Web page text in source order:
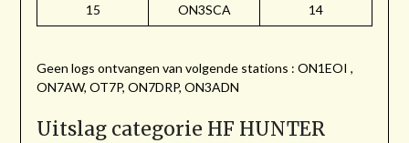
15 ON3SCA 14
Geen logs ontvangen van volgende stations : ON1EOI ,
ON7AW, OT7P, ON7DRP, ON3ADN
Uitslag categorie HF HUNTER